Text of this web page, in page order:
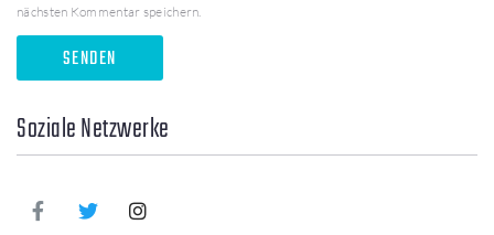
nächsten Kommentar speichern.
Soziale Netzwerke